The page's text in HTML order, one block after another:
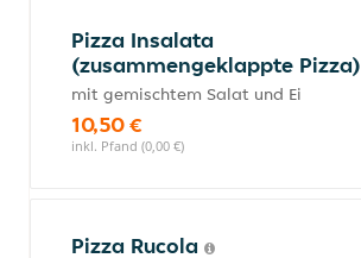
Pizza Insalata
(zusammengeklappte Pizza)
mit gemischtem Salat und Ei
10,50 €
inkl. Pfand (0,00 €)
Pizza Rucola